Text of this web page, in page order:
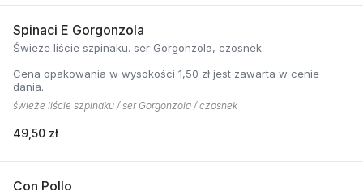
Spinaci E Gorgonzola
Świeże liście szpinaku. ser Gorgonzola, czosnek.
Cena opakowania w wysokości 1,50 zł jest zawarta w cenie
dania.
świeże liście szpinaku / ser Gorgonzola / czosnek
49,50 zł
Con Pollo